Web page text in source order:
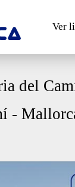
Ver
del
-